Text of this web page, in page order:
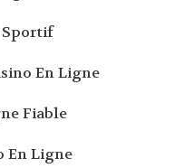
Sportif
En Ligne
Fiable
En Ligne